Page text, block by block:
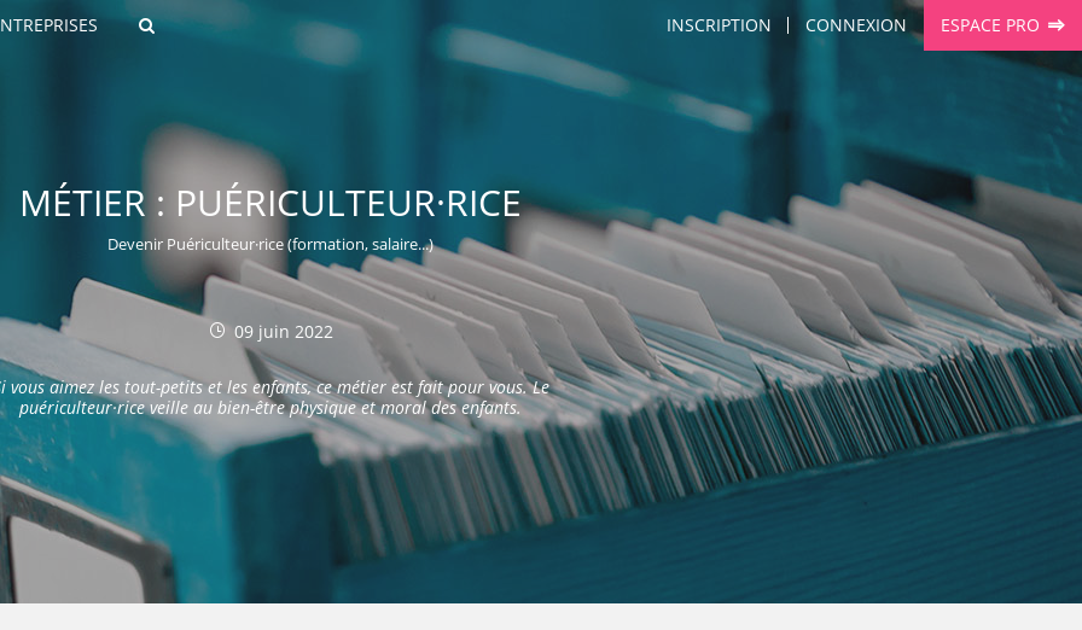
NUMÉRIQUES
INSCRIPTION CONNEXION ESPACE PRO
MÉTIER : PUÉRICULTEUR·RICE
Devenir Puériculteur·rice (formation, salaire...)
09 juin 2022
vous aimez les tout-petits et les enfants, ce métier est fait pour vous. Le
puériculteur·rice veille au bien-être physique et moral des enfants.